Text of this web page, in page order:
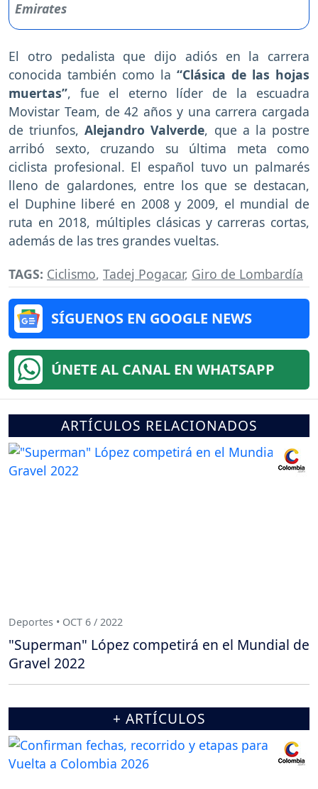
El otro pedalista que dijo adiós en la carrera
conocida también como la “Clásica de las hojas
muertas”, fue el eterno líder de la escuadra
Movistar Team, de 42 años y una carrera cargada
de triunfos,Alejandro Valverde, que a la postre
arribó sexto, cruzando su última meta como
ciclista profesional. El español tuvo un palmarés
lleno de galardones, entre los que se destacan,
el Duphine liberé en 2008 y 2009, el mundial de
ruta en 2018, múltiples clásicas y carreras cortas,
además de las tres grandes vueltas.
TAGS: Ciclismo, Tadej Pogacar, Giro de Lombardía
SÍGUENOS EN GOOGLE NEWS
ÚNETE AL CANAL EN WHATSAPP
ARTÍCULOS RELACIONADOS
Deportes • OCT 6 / 2022
"Superman" López competirá en el Mundial de
Gravel 2022
+ ARTÍCULOS